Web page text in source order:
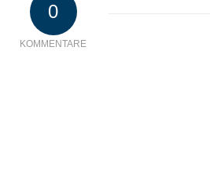
0
KOMMENTARE